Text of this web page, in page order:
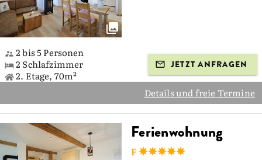
2 bis 5 Personen
2 Schlafzimmer
2. Etage, 70m²
JETZT ANFRAGEN
Details und freie Termine
Ferienwohnung
F